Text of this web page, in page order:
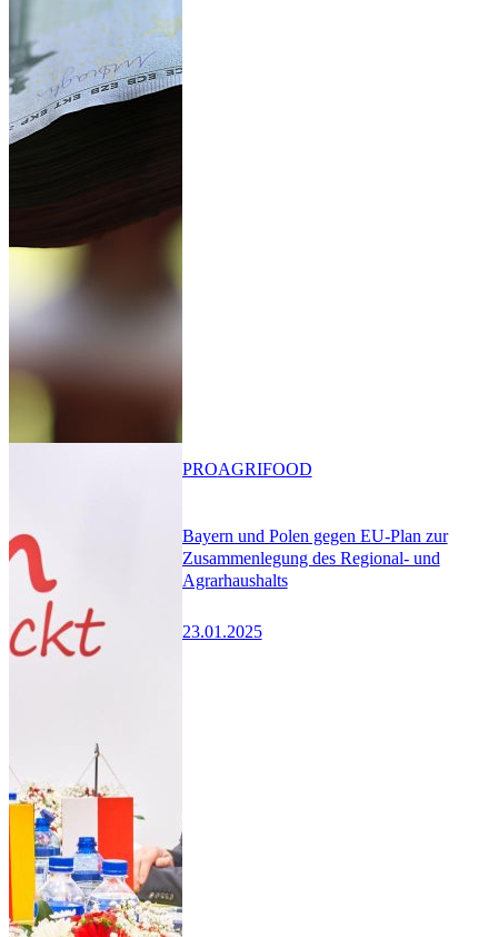
Bayern und Polen gegen EU-Plan zur
Zusammenlegung des Regional- und
Agrarhaushalts
23.01.2025
PROAGRIFOOD